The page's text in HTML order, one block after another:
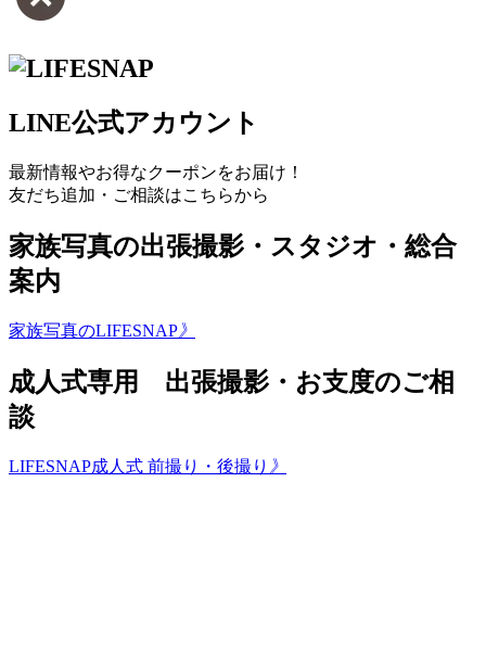
LINE公式アカウント
最新情報やお得なクーポンをお届け！
友だち追加・ご相談はこちらから
家族写真の出張撮影・スタジオ・総合
案内
家族写真のLIFESNAP》
成人式専用 出張撮影・お支度のご相
談
LIFESNAP成人式 前撮り・後撮り 》